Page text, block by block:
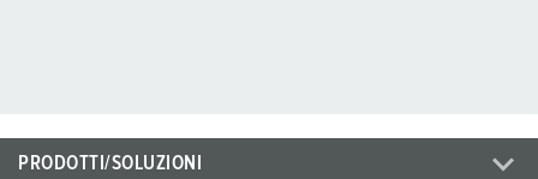
PRODOTTI/SOLUZIONI